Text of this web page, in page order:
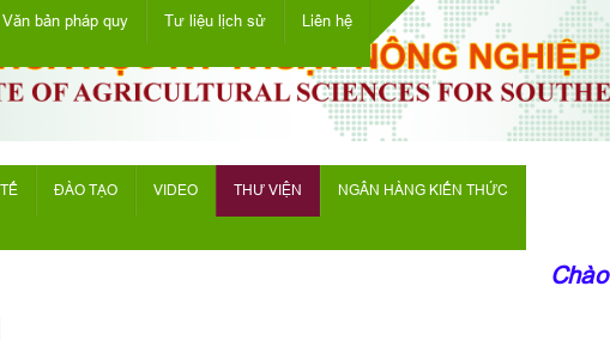
Văn bản pháp quy Tư liệu lịch sử Liên hệ
ĐÀO TẠO VIDEO THƯ VIỆN NGÂN HÀNG KIẾN THỨC